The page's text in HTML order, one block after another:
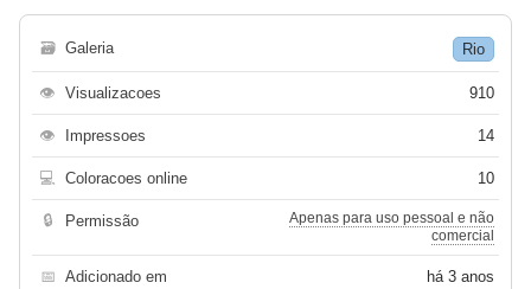
🗃 Galeria Rio
👁 Visualizacoes 910
👁 Impressoes 14
💻 Coloracoes online 10
🔒 Permissão
Apenas para uso pessoal e não
comercial
📅 Adicionado em há 3 anos